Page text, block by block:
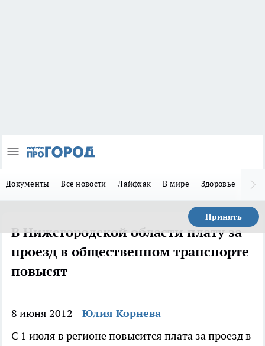
Документы Все новости Лайфхак В мире Здоровье
Принять
В Нижегородской области плату за
проезд в общественном транспорте
повысят
8 июня 2012
Юлия Корнева
С 1 июля в регионе повысится плата за проезд в